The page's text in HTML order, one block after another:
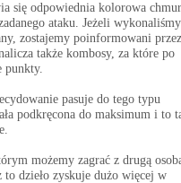
się odpowiednia kolorowa
ataku. Jeżeli wykonaliśmy
zostajemy poinformowani przez
także kombosy, za które po
punkty.
pasuje do tego typu
podkręcona do maksimum i to
możemy zagrać z drugą
dzieło zyskuje dużo więcej w